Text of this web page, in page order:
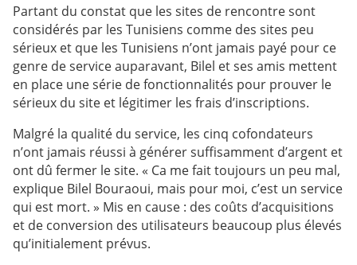
Partant du constat que les sites de rencontre sont
considérés par les Tunisiens comme des sites peu
sérieux et que les Tunisiens n’ont jamais payé pour ce
genre de service auparavant, Bilel et ses amis mettent
en place une série de fonctionnalités pour prouver le
sérieux du site et légitimer les frais d’inscriptions.
Malgré la qualité du service, les cinq cofondateurs
n’ont jamais réussi à générer suffisamment d’argent et
ont dû fermer le site. « Ca me fait toujours un peu mal,
explique Bilel Bouraoui, mais pour moi, c’est un service
qui est mort. » Mis en cause : des coûts d’acquisitions
et de conversion des utilisateurs beaucoup plus élevés
qu’initialement prévus.